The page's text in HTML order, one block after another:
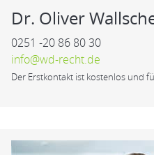
Dr. Oliver
0251 -20 86 80 30
info@wd-recht.de
Der Erstkontakt ist kostenlos und